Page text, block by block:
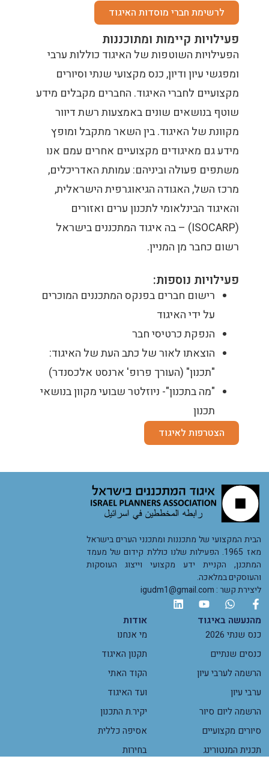
לרשימת חברי מוסדות האיגוד
פעילויות קיימות ומתוכננות
הפעילויות השוטפות של האיגוד כוללות ערבי
ומפגשי עיון ודיון, כנס מקצועי שנתי וסיורים
מקצועיים לחברי האיגוד. החברים מקבלים מידע
שוטף בנושאים שונים באמצעות רשת דיוור
מקוונת של האיגוד. בין השאר מתקבל ומופץ
מידע גם מאיגודים מקצועיים אחרים עמם אנו
משתפים פעולה וביניהם: עמותת האדריכלים,
מרכז השל, האגודה הגיאוגרפית הישראלית,
והאיגוד הבינלאומי לתכנון ערים ואזורים
(ISOCARP) – בה איגוד המתכננים בישראל
רשום כחבר מן המניין.
פעילויות נוספות:
רישום חברים בפנקס המתכננים המוכרים
על ידי האיגוד
הנפקת כרטיסי חבר
הוצאתו לאור של כתב העת של האיגוד:
"תכנון" (העורך פרופ' ארנסט אלכסנדר)
"מה בתכנון"- ניוזלטר שבועי מקוון בנושאי
תכנון
הצטרפות לאיגוד
הבית המקצועי של מתכננות ומתכנני הערים בישראל
מאז 1965. הפעילות שלנו כוללת קידום של מעמד
המתכנן, הקניית ידע מקצועי וייצוג העוסקות
והעוסקים במלאכה.
ליצירת קשר : igudm1@gmail.com
מהנעשה באיגוד
כנס שנתי 2026
כנסים שנתיים
הרשמה לערבי עיון
ערבי עיון
הרשמה ליום סיור
סיורים מקצועיים
תכנית המנטורינג
אודות
מי אנחנו
תקנון האיגוד
הקוד האתי
ועד האיגוד
יקיר.ת התכנון
אסיפה כללית
בחירות